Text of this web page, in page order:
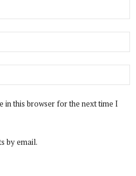
in this browser for the next time I
by email.